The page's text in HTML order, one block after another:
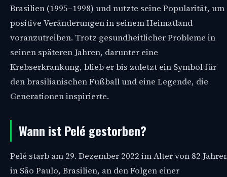
Brasilien (1995–1998) und nutzte seine Popularität, um
positive Veränderungen in seinem Heimatland
voranzutreiben. Trotz gesundheitlicher Probleme in
seinen späteren Jahren, darunter eine
Krebserkrankung, blieb er bis zuletzt ein Symbol für
den brasilianischen Fußball und eine Legende, die
Generationen inspirierte.
Wann ist Pelé gestorben?
Pelé starb am 29. Dezember 2022 im Alter von 82
in São Paulo, Brasilien, an den Folgen einer